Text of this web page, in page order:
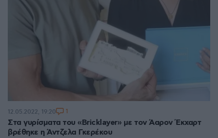
Στα γυρίσματα του «Bricklayer» με τον Άαρον Έκχαρτ
βρέθηκε η Άντζελα Γκερέκου
12.05.2022, 19:20 1